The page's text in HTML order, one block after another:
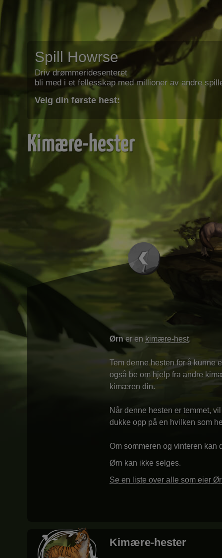
Spill Howrse
Driv drømmeridesenteret
bli med i et fellesskap med millioner av andre
Velg din første hest:
Kimære-hester
Ørner en kimære-hest.
Tem denne hesten for å kunne
også be om hjelp fra andre
kimæren din.
Når denne hesten er temmet,
dukke opp på en hvilken som
Om sommeren og vinteren
Ørn kan ikke selges.
Se en liste over alle som eier
Kimære-hester